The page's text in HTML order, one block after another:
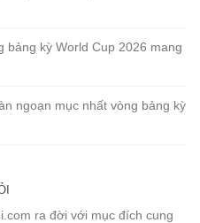
bảng kỳ World Cup 2026 mang
ngoạn mục nhất vòng bảng kỳ
ra đời với mục đích cung